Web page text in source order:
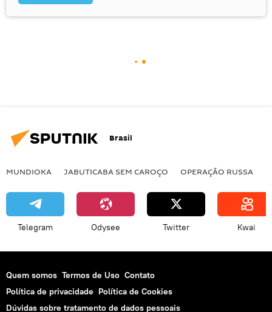
Brasil
MUNDIOKA JABUTICABA SEM CAROÇO OPERAÇÃO RUSSA
Telegram Odysee Twitter Kwai
Quem somos Termos de Uso Contato
Política de privacidade Política de Cookies
Dúvidas sobre tratamento de dados pessoais